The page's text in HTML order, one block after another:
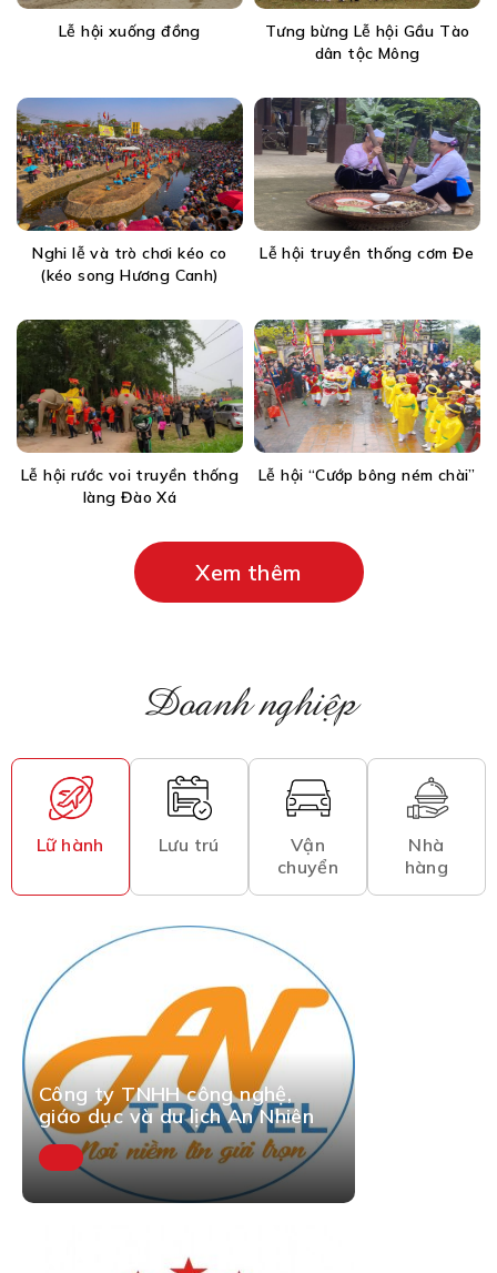
Lễ hội xuống đồng
Tưng bừng Lễ hội Gầu Tào
dân tộc Mông
Nghi lễ và trò chơi kéo co
(kéo song Hương Canh)
Lễ hội truyền thống cơm Đe
Lễ hội rước voi truyền thống
làng Đào Xá
Lễ hội “Cướp bông ném chài”
Xem thêm
Doanh nghiệp
Lữ hành Lưu trú
Vận
chuyển
Nhà
hàng
Công ty TNHH công nghệ,
giáo dục và du lịch An Nhiên